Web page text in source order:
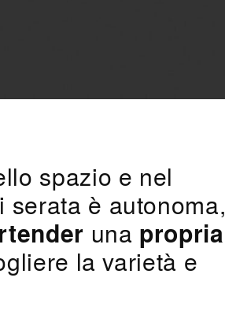
spazio e nel
è autonoma,
una propria
la varietà e